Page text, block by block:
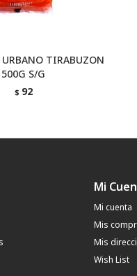
URBANO TIRABUZON
500G S/G
$ 92
Mi
Mi cuenta
Mis
Mis
Wish List